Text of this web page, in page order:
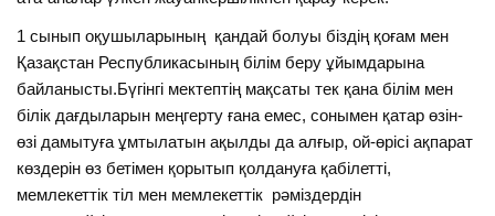
1 сынып оқушыларының қандай болуы біздің қоғам мен
Қазақстан Республикасының білім беру ұйымдарына
байланысты.Бүгінгі мектептің мақсаты тек қана білім мен
білік дағдыларын меңгерту ғана емес, сонымен қатар өзін-
өзі дамытуға ұмтылатын ақылды да алғыр, ой-өрісі ақпарат
көздерін өз бетімен қорытып қолдануға қабілетті,
мемлекеттік тіл мен мемлекеттік рәміздердін